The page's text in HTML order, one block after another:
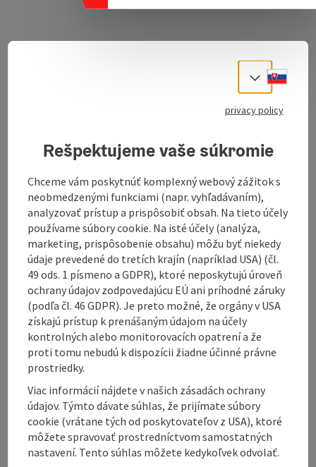
Variant 1 - to the leaning chapel hike
Beautiful hike with panoramic views and the highlight
of the leaning chapel.
From Curhaus Bad Mühllacken - to the junction
Kaufhaus Wolfsteiner - up to the Schiefe Kapelle,
along the 7 Kapellen Roas in the direction of
Rosenleiten back to the starting point.
Tour and route information
Send inquiry
To the website
Select
privacy policy
Rešpektujeme vaše súkromie
Chceme vám poskytnúť komplexný webový zážitok s
neobmedzenými funkciami (napr. vyhľadávaním),
analyzovať prístup a prispôsobiť obsah. Na tieto účely
používame súbory cookie. Na isté účely (analýza,
marketing, prispôsobenie obsahu) môžu byť niekedy
údaje prevedené do tretích krajín (napríklad USA) (čl.
49 ods. 1 písmeno a GDPR), ktoré neposkytujú úroveň
ochrany údajov zodpovedajúcu EÚ ani príhodné záruky
(podľa čl. 46 GDPR). Je preto možné, že orgány v USA
získajú prístup k prenášaným údajom na účely
kontrolných alebo monitorovacích opatrení a že
proti tomu nebudú k dispozícii žiadne účinné právne
prostriedky.
Viac informácií nájdete v našich zásadách ochrany
údajov. Týmto dávate súhlas, že prijímate súbory
cookie (vrátane tých od poskytovateľov z USA), ktoré
môžete spravovať prostredníctvom samostatných
nastavení. Tento súhlas môžete kedykoľvek odvolať.